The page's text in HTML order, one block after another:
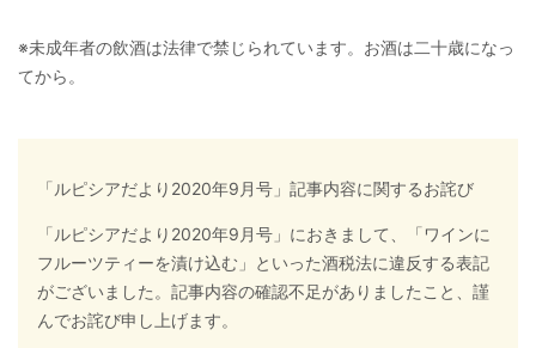
※未成年者の飲酒は法律で禁じられています。お酒は二十歳になっ
てから。
「ルピシアだより2020年9月号」記事内容に関するお詫び
「ルピシアだより2020年9月号」におきまして、「ワインに
フルーツティーを漬け込む」といった酒税法に違反する表記
がございました。記事内容の確認不足がありましたこと、謹
んでお詫び申し上げます。